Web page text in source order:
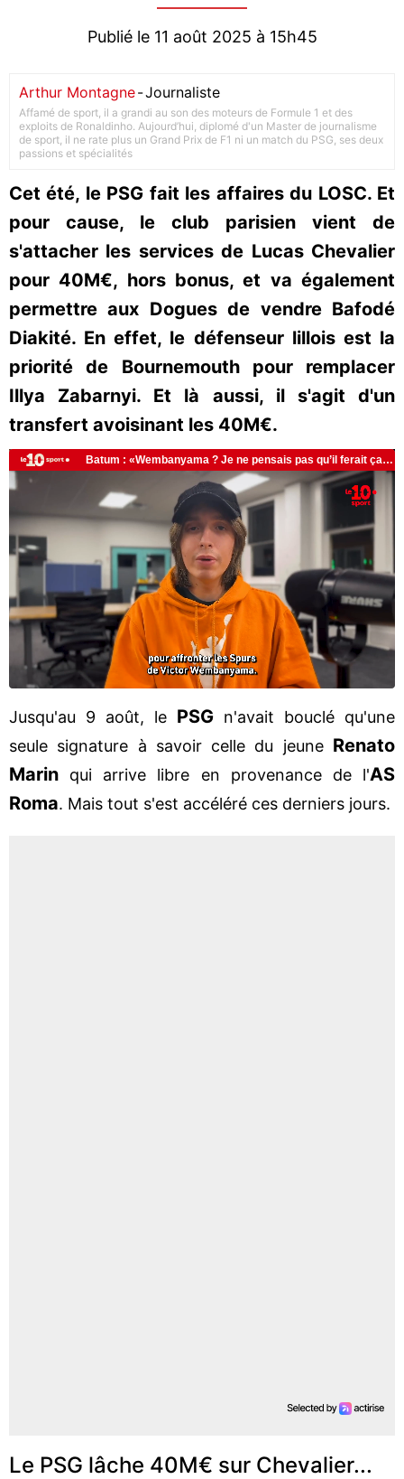
Publié le 11 août 2025 à 15h45
Arthur Montagne-Journaliste
Affamé de sport, il a grandi au son des moteurs de Formule 1 et des
exploits de Ronaldinho. Aujourd’hui, diplomé d'un Master de journalisme
de sport, il ne rate plus un Grand Prix de F1 ni un match du PSG, ses deux
passions et spécialités
Cet été, le PSG fait les affaires du LOSC. Et
pour cause, le club parisien vient de
s'attacher les services de Lucas Chevalier
pour 40M€, hors bonus, et va également
permettre aux Dogues de vendre Bafodé
Diakité. En effet, le défenseur lillois est la
priorité de Bournemouth pour remplacer
Illya Zabarnyi. Et là aussi, il s'agit d'un
transfert avoisinant les 40M€.
Jusqu'au 9 août, le PSG n'avait bouclé qu'une
seule signature à savoir celle du jeune Renato
Marin qui arrive libre en provenance de l'AS
Roma. Mais tout s'est accéléré ces derniers jours.
Le PSG lâche 40M€ sur Chevalier...